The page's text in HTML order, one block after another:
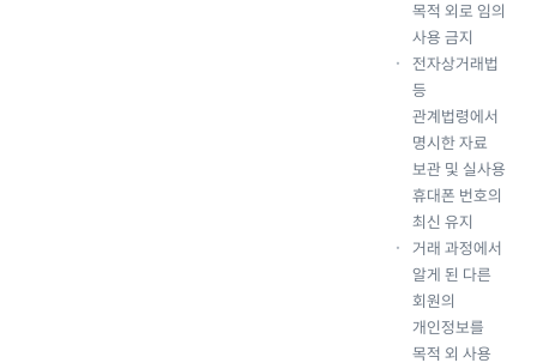
목적 외로 임의
사용 금지
전자상거래법
등
관계법령에서
명시한 자료
보관 및 실사용
휴대폰 번호의
최신 유지
거래 과정에서
알게 된 다른
회원의
개인정보를
목적 외 사용